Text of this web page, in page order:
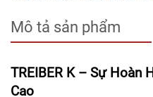
Mô tả sản phẩm
TREIBER K – Sự Hoàn
Cao